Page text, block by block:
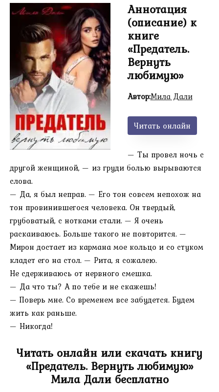
Аннотация
(описание) к
книге
«Предатель.
Вернуть
любимую»
Автор:Мила Дали
Читать онлайн
— Ты провел ночь с
другой женщиной, — из груди болью вырываются
слова.
— Да, я был неправ. — Его тон совсем непохож на
тон провинившегося человека. Он твердый,
грубоватый, с нотками стали. — Я очень
раскаиваюсь. Больше такого не повторится. —
Мирон достает из кармана мое кольцо и со стуком
кладет его на стол. — Рита, я сожалею.
Не сдерживаюсь от нервного смешка.
— Да что ты? А по тебе и не скажешь!
— Поверь мне. Со временем все забудется. Будем
жить как раньше.
— Никогда!
Читать онлайн или скачать книгу
«Предатель. Вернуть любимую»
Мила Дали бесплатно